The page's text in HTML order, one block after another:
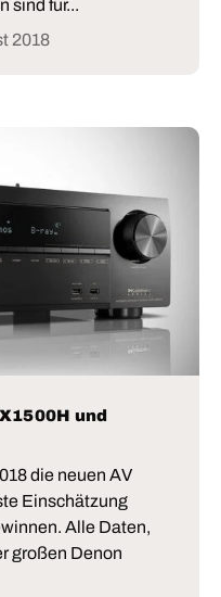
sind für...
2018
und
die neuen AV
Einschätzung
Alle Daten,
großen Denon